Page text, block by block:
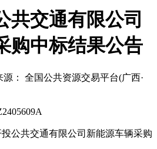
共交通有限公司
购中标结果公告
源： 全国公共资源交易平台(广西·
公共交通有限公司新能源车辆采购